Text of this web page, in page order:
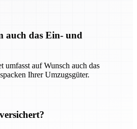
auch das Ein- und
umfasst auf Wunsch auch das
Ihrer Umzugsgüter.